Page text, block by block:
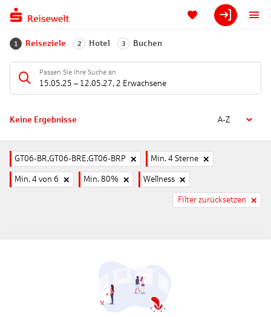
1 Reiseziele 2 Hotel 3 Buchen
Passen Sie Ihre Suche an
15.05.25 – 12.05.27, 2 Erwachsene
Keine Ergebnisse A-Z
GT06-BR,GT06-BRE,GT06-BRP Min. 4 Sterne
Min. 4 von 6 Min. 80% Wellness
Filter zurücksetzen